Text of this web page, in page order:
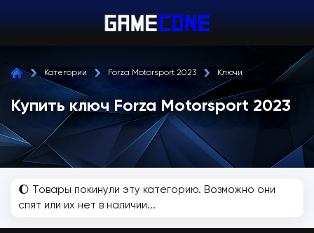
Категории Forza Motorsport 2023 Ключи
Купить ключ Forza Motorsport 2023
🌔 Товары покинули эту категорию. Возможно они
спят или их нет в наличии...